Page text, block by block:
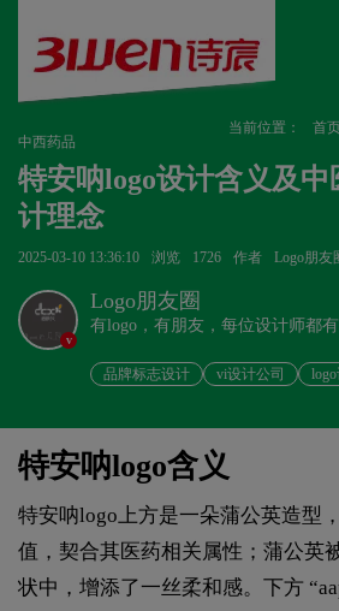
当前位置： 首
中西药品
特安呐logo设计含义及
计理念
2025-03-10 13:36:10 浏览 1726 作者 Logo朋友
v
Logo朋友圈
有logo，有朋友，每位设计师都
品牌标志设计 vi设计公司
特安呐logo含义
特安呐logo上方是一朵蒲公英造型
值，契合其医药相关属性；蒲公英
状中，增添了一丝柔和感。下方